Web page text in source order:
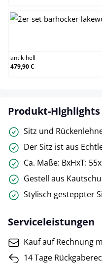
antik-hell
479,90 €
Produkt-Highlights
Sitz und
Der Sitz ist aus
Ca. Maße: BxHxT:
Gestell aus
Stylisch gesteppter
Serviceleistungen
Kauf auf Rechnung
14 Tage